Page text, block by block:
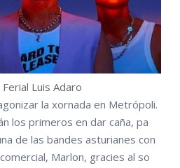
Luis Adaro
la xornada en Metrópoli.
los primeros en dar caña, pa
de las bandes asturianes con
Marlon, gracies al so